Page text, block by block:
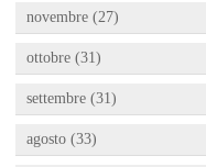
novembre (27)
ottobre (31)
settembre (31)
agosto (33)